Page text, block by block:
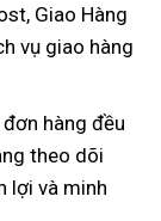
Giao Hàng
vụ giao hàng
hàng đều
theo dõi
lợi và minh